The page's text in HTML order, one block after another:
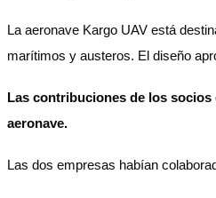
La aeronave Kargo UAV está
marítimos y austeros. El diseño
Las contribuciones de los
aeronave.
Las dos empresas habían